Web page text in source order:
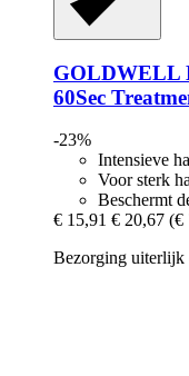
GOLDWELL
60Sec
-23%
Intensieve
Voor sterk
Beschermt
€ 15,91 € 20,67 (€
Bezorging uiterlijk